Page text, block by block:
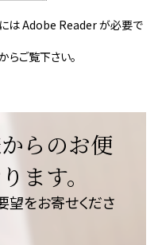
は Adobe Reader が必要で
らご覧下さい。
らのお便
ます。
望をお寄せくださ